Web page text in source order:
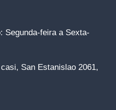
: Segunda-feira a Sexta-
San Estanislao 2061,